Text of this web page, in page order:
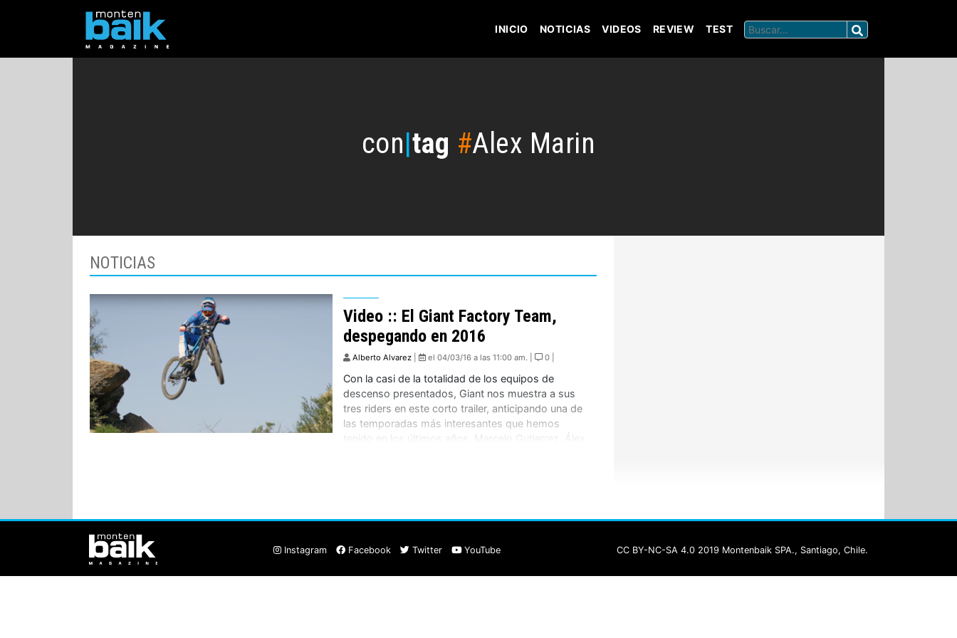
INICIO NOTICIAS VIDEOS REVIEW TEST
con|tag #Alex Marin
NOTICIAS
Video :: El Giant Factory Team,
despegando en 2016
Alberto Alvarez el 04/03/16 a las 11:00 am. | 0 |
Con la casi de la totalidad de los equipos de
descenso presentados, Giant nos muestra a sus
tres riders en este corto trailer, anticipando una de
las temporadas más interesantes que hemos
tenido en los últimos años. Marcelo Gutierrez, Álex
Instagram Facebook Twitter YouTube CC BY-NC-SA 4.0 2019 Montenbaik SPA., Santiago, Chile.